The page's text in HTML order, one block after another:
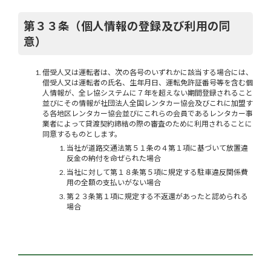
第３３条（個人情報の登録及び利用の同
意）
借受人又は運転者は、次の各号のいずれかに該当する場合には、
借受人又は運転者の氏名、生年月日、運転免許証番号等を含む個
人情報が、全レ協システムに７年を超えない期間登録されること
並びにその情報が社団法人全国レンタカー協会及びこれに加盟す
る各地区レンタカー協会並びにこれらの会員であるレンタカー事
業者によって貸渡契約締結の際の審査のために利用されることに
同意するものとします。
当社が道路交通法第５１条の４第１項に基づいて放置違
反金の納付を命ぜられた場合
当社に対して第１８条第５項に規定する駐車違反関係費
用の全額の支払いがない場合
第２３条第１項に規定する不返還があったと認められる
場合